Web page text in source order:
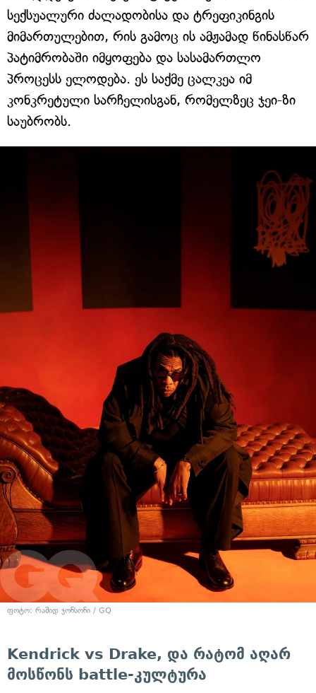
სექსუალური ძალადობისა და ტრეფიკინგის
მიმართულებით, რის გამოც ის ამჟამად წინასწარ
პატიმრობაში იმყოფება და სასამართლო
პროცესს ელოდება. ეს საქმე ცალკეა იმ
კონკრეტული სარჩელისგან, რომელზეც ჯეი-ზი
საუბრობს.
ფოტო: რაშიდ ჯონსონი / GQ
Kendrick vs Drake, და რატომ აღარ
მოსწონს battle-კულტურა